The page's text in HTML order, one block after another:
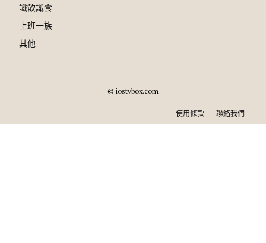
識飲識食
上班一族
其他
© iostvbox.com
使用條款 聯絡我們